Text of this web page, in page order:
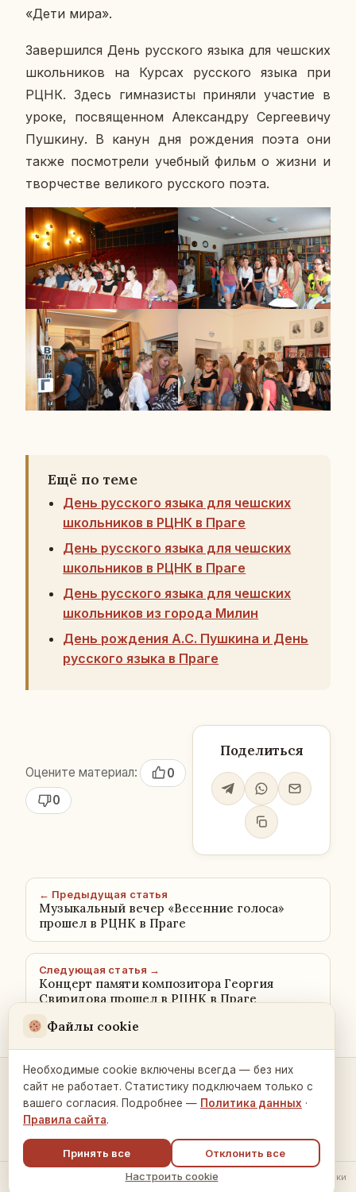
«Дети мира».
За­вер­шил­ся День рус­ско­го языка для чеш­ских
школь­ни­ков на Курсах рус­ско­го языка при
РЦНК. Здесь гим­на­зи­сты при­ня­ли уча­стие в
уроке, по­свя­щен­ном Алек­сан­дру Сер­ге­е­ви­чу
Пуш­ки­ну. В канун дня рож­де­ния поэта они
также по­смот­ре­ли учеб­ный фильм о жизни и
твор­че­стве ве­ли­ко­го рус­ско­го поэта.
Ещё по теме
День русского языка для чешских
школьников в РЦНК в Праге
День русского языка для чешских
школьников в РЦНК в Праге
День русского языка для чешских
школьников из города Милин
День рождения А.С. Пушкина и День
русского языка в Праге
Оцените материал:
0
0
Поделиться
← Предыдущая статья
Музыкальный вечер «Весенние голоса»
прошел в РЦНК в Праге
Следующая статья →
Концерт памяти композитора Георгия
Свиридова прошел в РЦНК в Праге
Контакты и связь →
© 2026 Русский Дом в Праге ·Политика обработки данных
Настройки
Файлы cookie
Необходимые cookie включены всегда — без них
сайт не работает. Статистику подключаем только с
вашего согласия. Подробнее — Политика данных ·
Правила сайта.
Принять все
Отклонить все
Настроить cookie